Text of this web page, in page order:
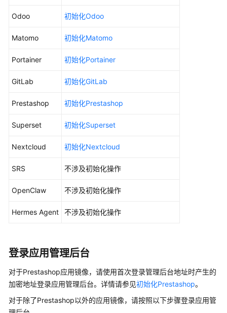
像）
云
盘
理
安
理
管
实
加
并
Odoo 初始化Odoo
Matomo 初始化Matomo
Portainer 初始化Portainer
GitLab 初始化GitLab
Prestashop 初始化Prestashop
Superset 初始化Superset
Nextcloud 初始化Nextcloud
SRS 不涉及初始化操作
OpenClaw 不涉及初始化操作
Hermes Agent 不涉及初始化操作
登录应用管理后台
对于Prestashop应用镜像，请使用首次登录管理后台地址时产生的
加密地址登录应用管理后台。详情请参见初始化Prestashop。
对于除了Prestashop以外的应用镜像，请按照以下步骤登录应用管